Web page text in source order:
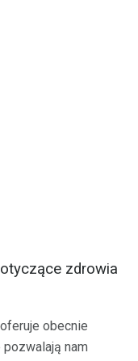
zdrowia
obecnie
nam